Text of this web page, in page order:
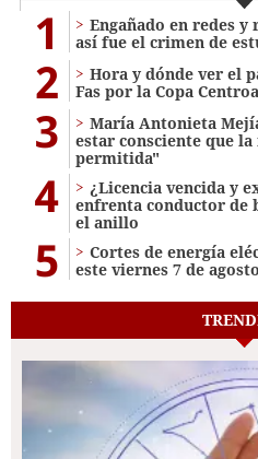
1
Engañado en redes
así fue el crimen de
2
Hora y dónde ver el
Fas por la Copa
3
María Antonieta
estar consciente que
permitida"
4
¿Licencia vencida y
enfrenta conductor de
el anillo
5
Cortes de energía
este viernes 7 de